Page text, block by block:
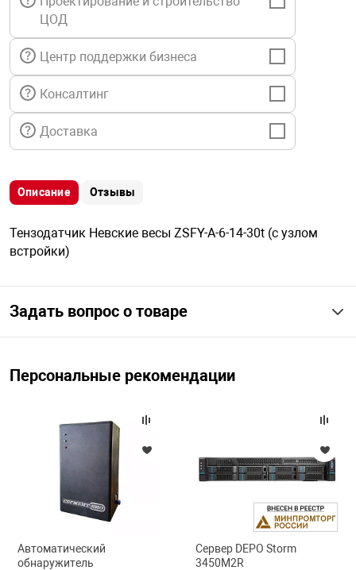
техника
автомобили
информации
техника
средства охраны
ключи
оборудование
ЦОД
Центр поддержки бизнеса
Консалтинг
Доставка
Описание Отзывы
Тензодатчик Невские весы ZSFY-A-6-14-30t (с узлом
встройки)
Задать вопрос о товаре
Персональные рекомендации
Автоматический
обнаружитель
Сервер DEPO Storm
3450M2R